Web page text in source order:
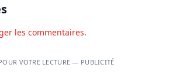
les commentaires.
VOTRE LECTURE — PUBLICITÉ